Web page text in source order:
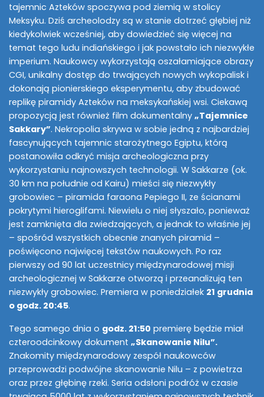
tajemnic Azteków spoczywa pod ziemią w stolicy
Meksyku. Dziś archeolodzy są w stanie dotrzeć głębiej niż
kiedykolwiek wcześniej, aby dowiedzieć się więcej na
temat tego ludu indiańskiego i jak powstało ich niezwykłe
imperium. Naukowcy wykorzystają oszałamiające obrazy
CGI, unikalny dostęp do trwających nowych wykopalisk i
dokonają pionierskiego eksperymentu, aby zbudować
replikę piramidy Azteków na meksykańskiej wsi. Ciekawą
propozycją jest również film dokumentalny „Tajemnice
Sakkary”. Nekropolia skrywa w sobie jedną z najbardziej
fascynujących tajemnic starożytnego Egiptu, którą
postanowiła odkryć misja archeologiczna przy
wykorzystaniu najnowszych technologii. W Sakkarze (ok.
30 km na południe od Kairu) mieści się niezwykły
grobowiec – piramida faraona Pepiego II, ze ścianami
pokrytymi hieroglifami. Niewielu o niej słyszało, ponieważ
jest zamknięta dla zwiedzających, a jednak to właśnie jej
– spośród wszystkich obecnie znanych piramid –
poświęcono najwięcej tekstów naukowych. Po raz
pierwszy od 90 lat uczestnicy międzynarodowej misji
archeologicznej w Sakkarze otworzą i przeanalizują ten
niezwykły grobowiec. Premiera w poniedziałek 21 grudnia
o godz. 20:45.
Tego samego dnia o godz. 21:50 premierę będzie miał
czteroodcinkowy dokument „Skanowanie Nilu”.
Znakomity międzynarodowy zespół naukowców
przeprowadzi podwójne skanowanie Nilu – z powietrza
oraz przez głębinę rzeki. Seria odsłoni podróż w czasie